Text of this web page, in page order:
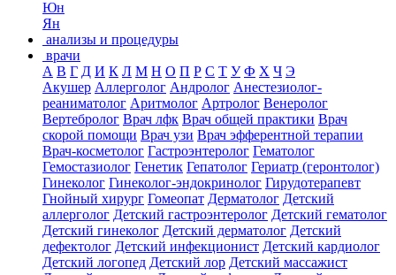
Юн
Ян
анализы и процедуры
врачи
А В Г Д И К Л М Н О П Р С Т У Ф Х Ч Э
Акушер Аллерголог Андролог Анестезиолог-
реаниматолог Аритмолог Артролог Венеролог
Вертебролог Врач лфк Врач общей практики Врач
скорой помощи Врач узи Врач эфферентной терапии
Врач-косметолог Гастроэнтеролог Гематолог
Гемостазиолог Генетик Гепатолог Гериатр (геронтолог)
Гинеколог Гинеколог-эндокринолог Гирудотерапевт
Гнойный хирург Гомеопат Дерматолог Детский
аллерголог Детский гастроэнтеролог Детский гематолог
Детский гинеколог Детский дерматолог Детский
дефектолог Детский инфекционист Детский кардиолог
Детский логопед Детский лор Детский массажист